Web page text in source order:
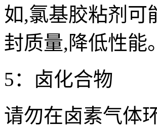
如,氯基胶粘剂可
封质量,降低性能
5：卤化合物
请勿在卤素气体